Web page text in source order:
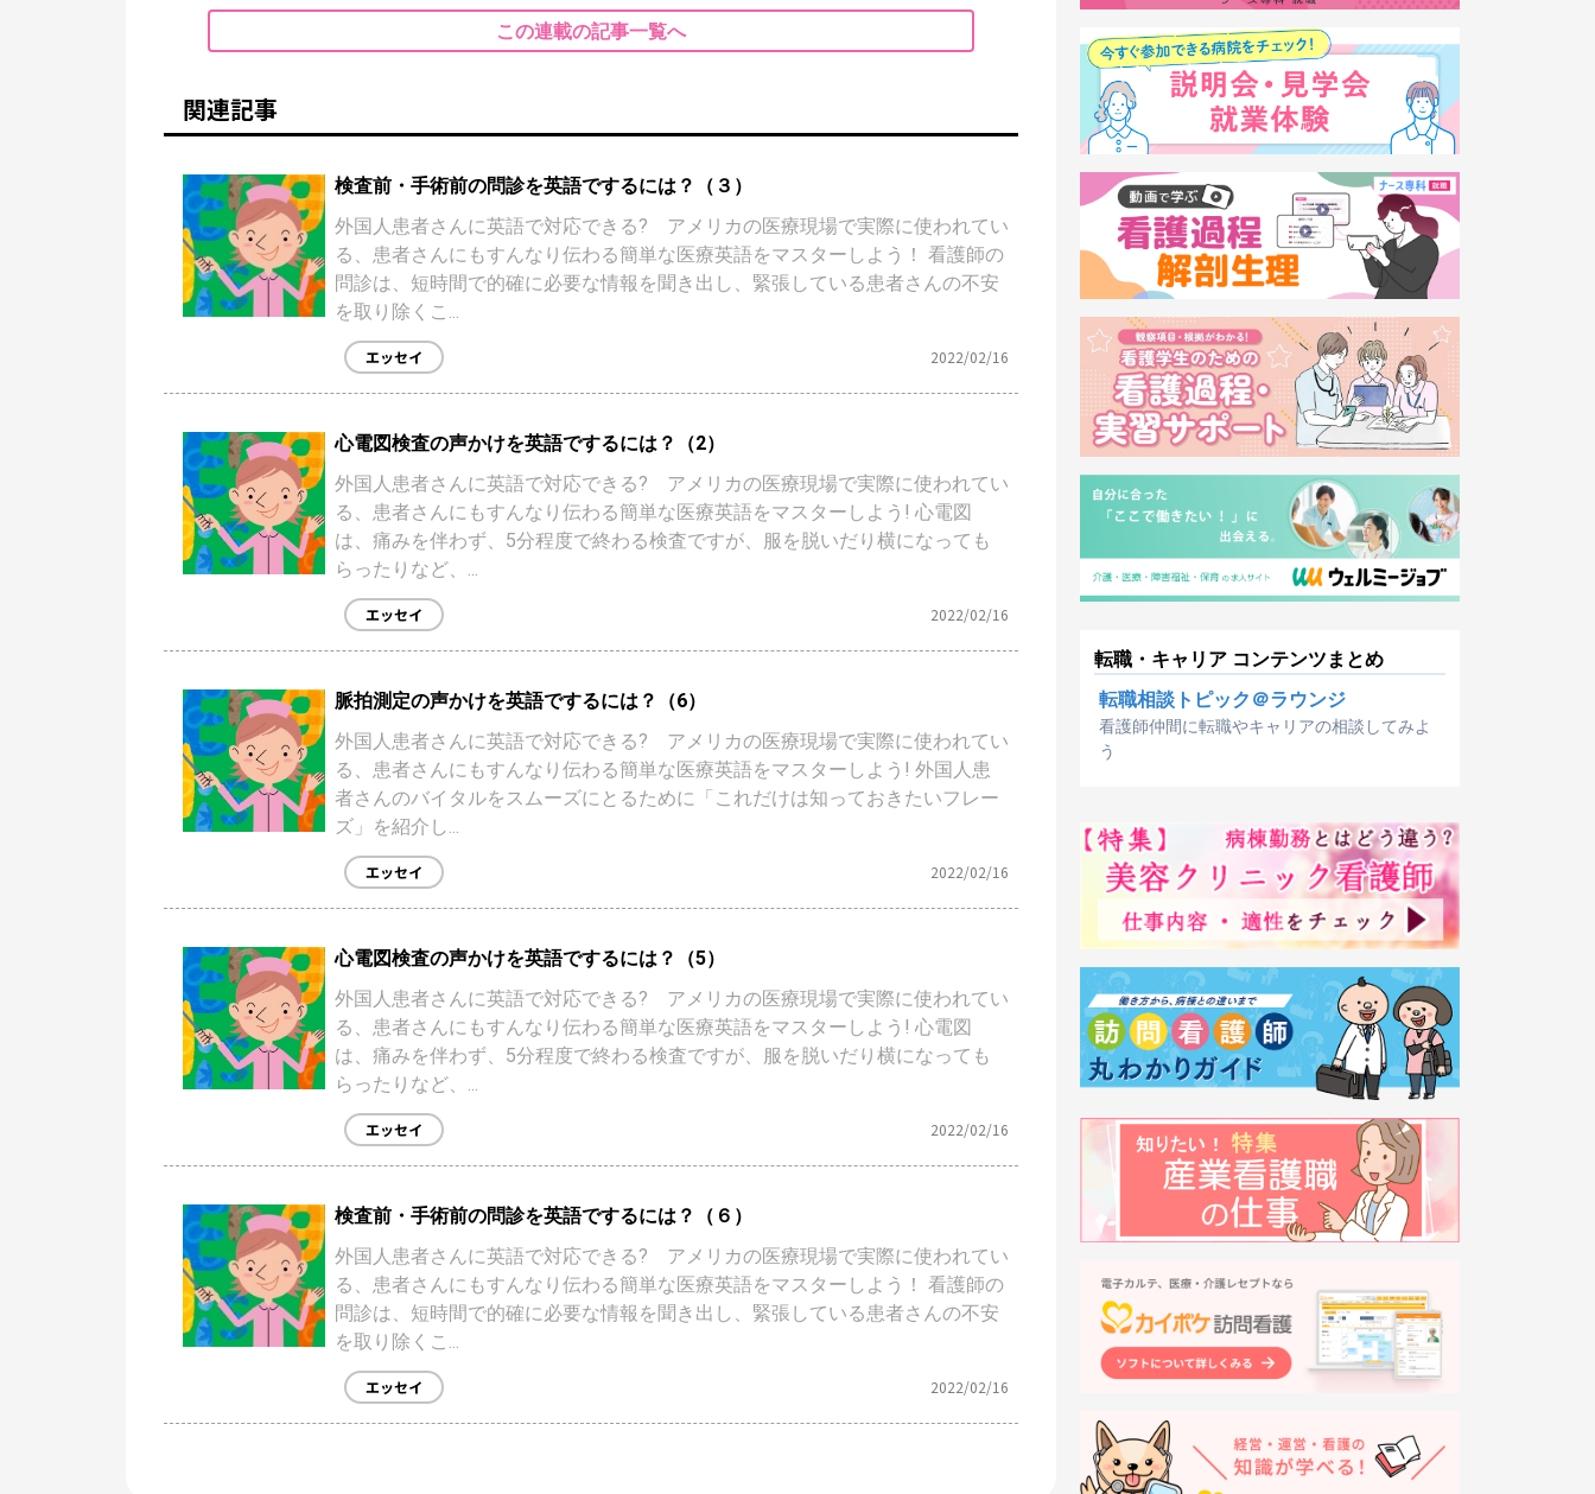
この連載の記事一覧へ
関連記事
検査前・手術前の問診を英語でするには？（３）
外国人患者さんに英語で対応できる? アメリカの医療現場で実際に使われてい
る、患者さんにもすんなり伝わる簡単な医療英語をマスターしよう！ 看護師の
問診は、短時間で的確に必要な情報を聞き出し、緊張している患者さんの不安
を取り除くこ...
エッセイ 2022/02/16
心電図検査の声かけを英語でするには？（2）
外国人患者さんに英語で対応できる? アメリカの医療現場で実際に使われてい
る、患者さんにもすんなり伝わる簡単な医療英語をマスターしよう! 心電図
は、痛みを伴わず、5分程度で終わる検査ですが、服を脱いだり横になっても
らったりなど、...
エッセイ 2022/02/16
脈拍測定の声かけを英語でするには？（6）
外国人患者さんに英語で対応できる? アメリカの医療現場で実際に使われてい
る、患者さんにもすんなり伝わる簡単な医療英語をマスターしよう! 外国人患
者さんのバイタルをスムーズにとるために「これだけは知っておきたいフレー
ズ」を紹介し...
エッセイ 2022/02/16
心電図検査の声かけを英語でするには？（5）
外国人患者さんに英語で対応できる? アメリカの医療現場で実際に使われてい
る、患者さんにもすんなり伝わる簡単な医療英語をマスターしよう! 心電図
は、痛みを伴わず、5分程度で終わる検査ですが、服を脱いだり横になっても
らったりなど、...
エッセイ 2022/02/16
検査前・手術前の問診を英語でするには？（６）
外国人患者さんに英語で対応できる? アメリカの医療現場で実際に使われてい
る、患者さんにもすんなり伝わる簡単な医療英語をマスターしよう！ 看護師の
問診は、短時間で的確に必要な情報を聞き出し、緊張している患者さんの不安
を取り除くこ...
エッセイ 2022/02/16
転職・キャリア コンテンツまとめ
転職相談トピック＠ラウンジ
看護師仲間に転職やキャリアの相談してみよ
う